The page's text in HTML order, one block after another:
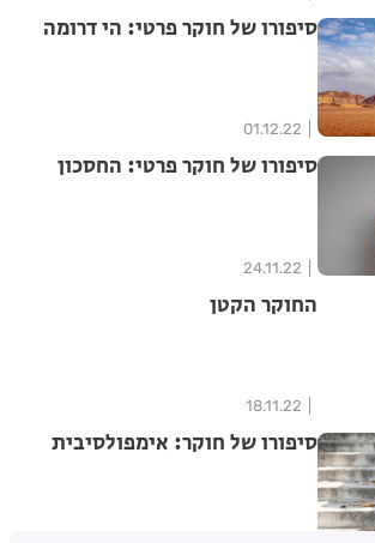
סיפורו של חוקר פרטי: הי דרומה
01.12.22
סיפורו של חוקר פרטי: החסכון
24.11.22
החוקר הקטן
18.11.22
סיפורו של חוקר: אימפולסיבית